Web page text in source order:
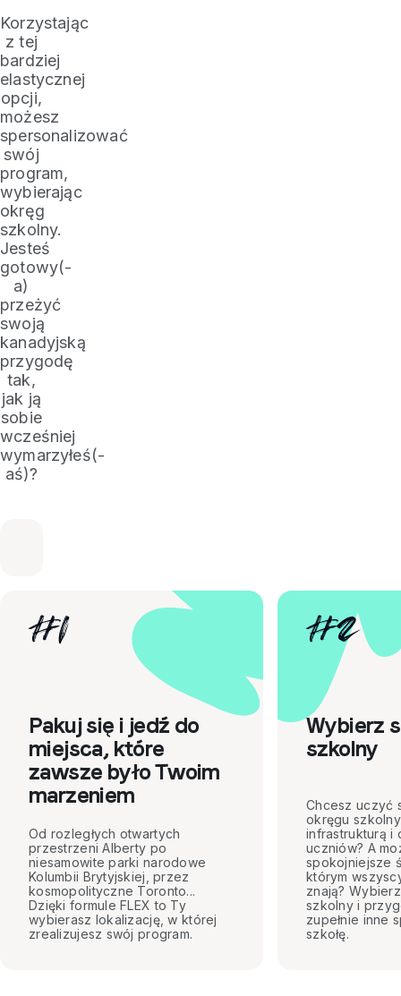
Korzystając
z tej
bardziej
elastycznej
opcji,
możesz
spersonalizować
swój
program,
wybierając
okręg
szkolny.
Jesteś
gotowy(-
a)
przeżyć
swoją
kanadyjską
przygodę
tak,
jak ją
sobie
wcześniej
wymarzyłeś(-
aś)?
#1
Pakuj się i jedź do
miejsca, które
zawsze było Twoim
marzeniem
Od rozległych otwartych
przestrzeni Alberty po
niesamowite parki narodowe
Kolumbii Brytyjskiej, przez
kosmopolityczne Toronto...
Dzięki formule FLEX to Ty
wybierasz lokalizację, w której
zrealizujesz swój program.
#2
Wybierz
szkolny
Chcesz uczyć
okręgu
infrastrukturą i
uczniów? A
spokojniejsze
którym
znają?
szkolny i
zupełnie inne
szkołę.